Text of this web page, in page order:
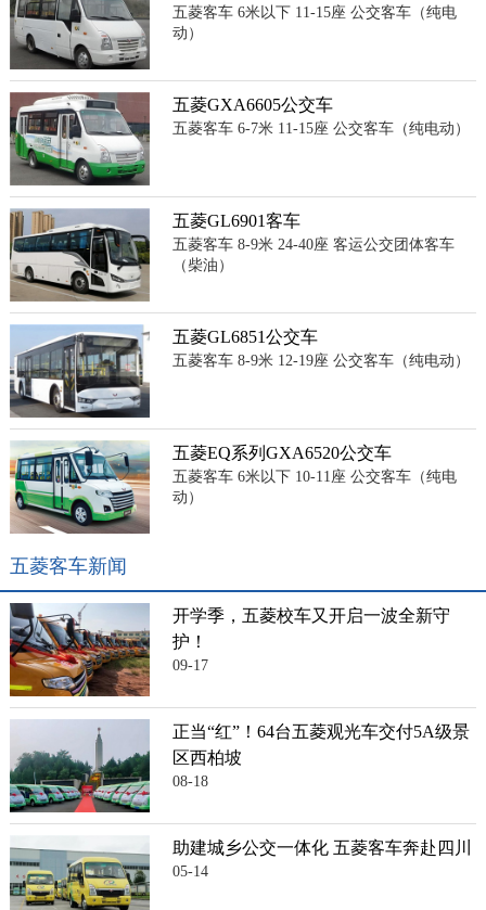
五菱客车 6米以下 11-15座 公交客车（纯电
动）
五菱GXA6605公交车
五菱客车 6-7米 11-15座 公交客车（纯电动）
五菱GL6901客车
五菱客车 8-9米 24-40座 客运公交团体客车
（柴油）
五菱GL6851公交车
五菱客车 8-9米 12-19座 公交客车（纯电动）
五菱EQ系列GXA6520公交车
五菱客车 6米以下 10-11座 公交客车（纯电
动）
五菱客车新闻
开学季，五菱校车又开启一波全新守
护！
09-17
正当“红”！64台五菱观光车交付5A级景
区西柏坡
08-18
助建城乡公交一体化 五菱客车奔赴四川
05-14